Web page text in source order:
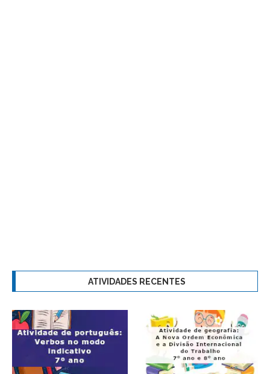
ATIVIDADES RECENTES